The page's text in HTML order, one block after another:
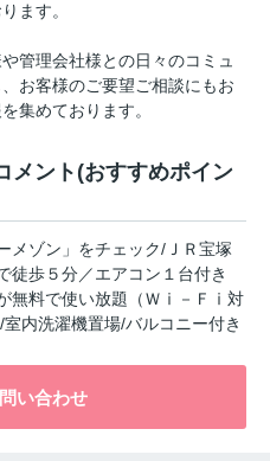
ます。
理会社様との日々のコミュ
お客様のご要望ご相談にもお
集めております。
メント(おすすめポイン
メゾン」をチェック/ＪＲ宝塚
徒歩５分／エアコン１台付き
無料で使い放題（Ｗⅰ－Ｆⅰ対
内洗濯機置場/バルコニー付き
い合わせ